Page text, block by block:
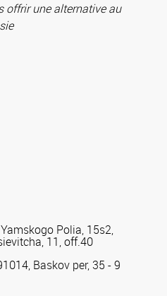
offrir une alternative au
Polia, 15s2,
11, off.40
Baskov per, 35 - 9